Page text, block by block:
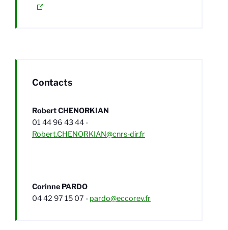
Contacts
Robert CHENORKIAN
01 44 96 43 44 -
Robert.CHENORKIAN@cnrs-dir.fr
Corinne PARDO
04 42 97 15 07 - pardo@eccorev.fr